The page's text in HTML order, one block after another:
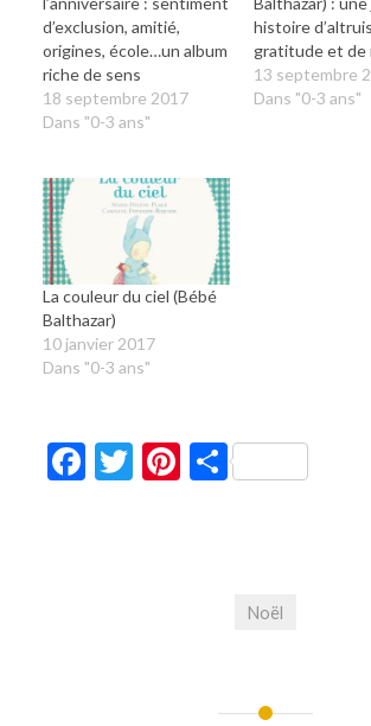
d’exclusion, amitié,
origines, école…un album
riche de sens
18 septembre 2017
Dans "0-3 ans"
histoire
gratitude et de
13 septembre
Dans "0-3 ans"
La couleur du ciel (Bébé
Balthazar)
10 janvier 2017
Dans "0-3 ans"
Facebook
Twitter
Pinterest
Partager
Noël